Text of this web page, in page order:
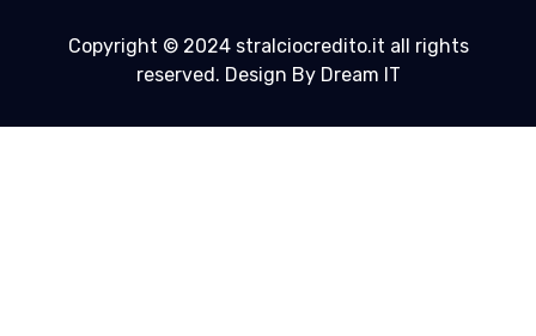
Copyright © 2024 stralciocredito.it all rights
reserved. Design By Dream IT